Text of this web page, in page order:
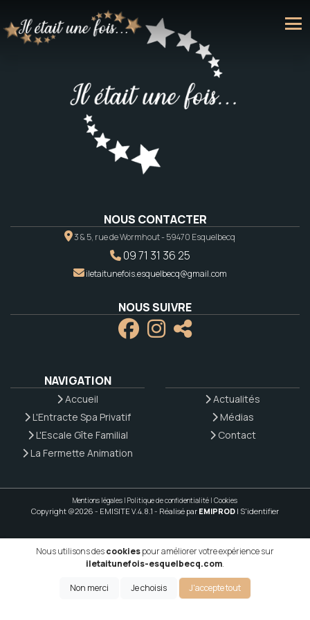
NOUS CONTACTER
3 & 5, rue de Wormhout - 59470 Esquelbecq
09 71 31 36 25
iletaitunefois.esquelbecq@gmail.com
NOUS SUIVRE
NAVIGATION
Accueil
L'Entracte Spa Privatif
L'Escale Gîte Familial
La Fermette Animation
Actualités
Médias
Contact
Mentions légales | Politique de confidentialité | Cookies
Copyright @2026 - EMISITE V.4.8.1 - Réalisé par EMIPROD | S'identifier
Nous utilisons descookiespour améliorer votre expérience sur
iletaitunefois-esquelbecq.com.
Non merci Je choisis J'accepte tout